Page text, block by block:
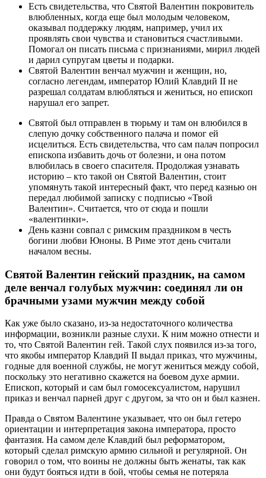
Есть свидетельства, что Святой Валентин покровитель
влюбленных, когда еще был молодым человеком,
оказывал поддержку людям, например, учил их
проявлять свои чувства и становиться счастливыми.
Помогал он писать письма с признаниями, мирил людей
и дарил супругам цветы и подарки.
Святой Валентин венчал мужчин и женщин, но,
согласно легендам, император Юлий Клавдий ІІ не
разрешал солдатам влюбляться и жениться, но епископ
нарушал его запрет.
Святой был отправлен в тюрьму и там он влюбился в
слепую дочку собственного палача и помог ей
исцелиться. Есть свидетельства, что сам палач попросил
епископа избавить дочь от болезни, и она потом
влюбилась в своего спасителя. Продолжая узнавать
историю – кто такой он Святой Валентин, стоит
упомянуть такой интересный факт, что перед казнью он
передал любимой записку с подписью «Твой
Валентин». Считается, что от сюда и пошли
«валентинки».
День казни совпал с римским праздником в честь
богини любви Юноны. В Риме этот день считали
началом весны.
Святой Валентин гейский праздник, на самом
деле венчал голубых мужчин: соединял ли он
брачными узами мужчин между собой
Как уже было сказано, из-за недостаточного количества
информации, возникли разные слухи. К ним можно отнести и
то, что Святой Валентин гей. Такой слух появился из-за того,
что якобы император Клавдий II выдал приказ, что мужчины,
годные для военной службы, не могут жениться между собой,
поскольку это негативно скажется на боевом духе армии.
Епископ, который и сам был гомосексуалистом, нарушил
приказ и венчал парней друг с другом, за что он и был казнен.
Правда о Святом Валентине указывает, что он был гетеро
ориентации и интерпретация закона императора, просто
фантазия. На самом деле Клавдий был реформатором,
который сделал римскую армию сильной и регулярной. Он
говорил о том, что воины не должны быть женаты, так как
они будут бояться идти в бой, чтобы семья не потеряла